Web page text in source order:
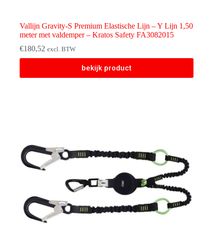
Vallijn Gravity-S Premium Elastische Lijn – Y Lijn 1,50
meter met valdemper – Kratos Safety FA3082015
€180,52 excl. BTW
bekijk product